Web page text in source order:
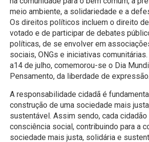
meio ambiente, a solidariedade e a
Os direitos políticos incluem o direito
votado e de participar de debates
políticas, de se envolver em
sociais, ONGs e iniciativas
a14 de julho, comemorou-se o Dia
Pensamento, da liberdade de expressão.
A responsabilidade cidadã é
construção de uma sociedade mais
sustentável. Assim sendo, cada
consciência social, contribuindo para a
sociedade mais justa, solidária e